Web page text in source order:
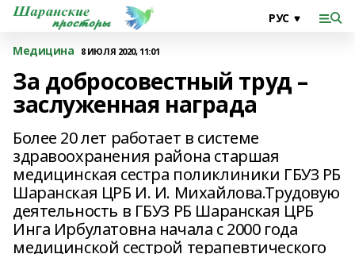
Медицина 8 ИЮЛЯ 2020, 11:01
За добросовестный труд –
заслуженная награда
Более 20 лет работает в системе
здравоохранения района старшая
медицинская сестра поликлиники ГБУЗ РБ
Шаранская ЦРБ И. И. Михайлова.Трудовую
деятельность в ГБУЗ РБ Шаранская ЦРБ
Инга Ирбулатовна начала с 2000 года
медицинской сестрой терапевтического